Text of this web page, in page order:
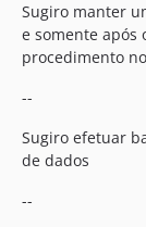
Sugiro manter
e somente após
procedimento
--
Sugiro efetuar
de dados
--